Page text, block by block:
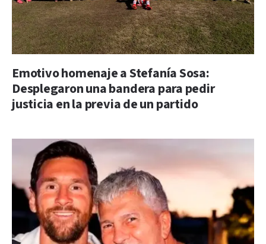
Emotivo homenaje a Stefanía Sosa:
Desplegaron una bandera para pedir
justicia en la previa de un partido